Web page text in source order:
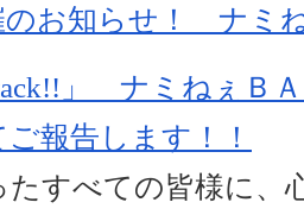
のお知らせ！ ナミ
」 ナミねぇＢ
報告します！！
たすべての皆様に、